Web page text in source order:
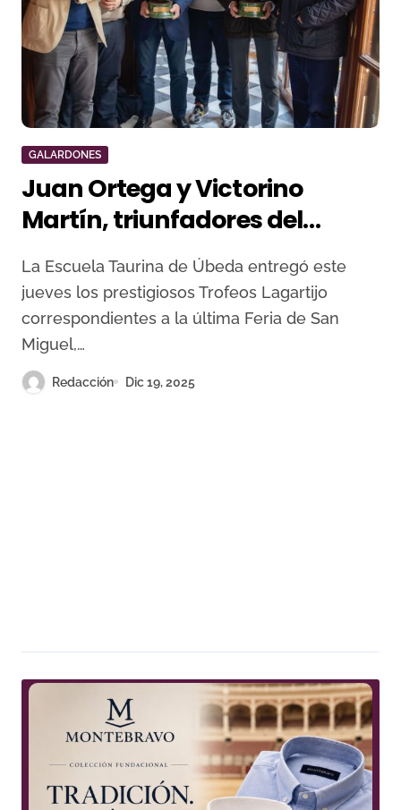
GALARDONES
Juan Ortega y Victorino
Martín, triunfadores del
Trofeo Lagartijo de la Feria
Taurina de Úbeda
La Escuela Taurina de Úbeda entregó este
jueves los prestigiosos Trofeos Lagartijo
correspondientes a la última Feria de San
Miguel,…
Redacción Dic 19, 2025